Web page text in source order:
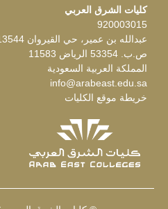
كليات الشرق العربي
920003015
عبدالله بن عمير، حي القيروان 13544-6394
ص.ب. 53354 الرياض 11583
المملكة العربية السعودية
info@arabeast.edu.sa
خريطة موقع الكليات